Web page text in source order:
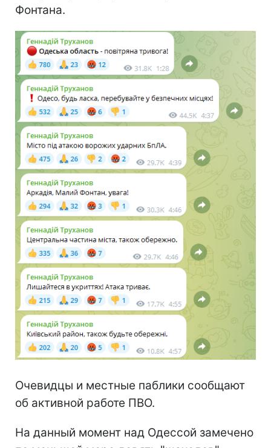
Фонтана.
Очевидцы и местные паблики сообщают
об активной работе ПВО.
На данный момент над Одессой замечено